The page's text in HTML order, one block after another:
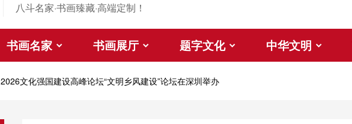
八斗名家·书画臻藏·高端定制！
书画名家 书画展厅 题字文化 中华文明
2026文化强国建设高峰论坛“文明乡风建设”论坛在深圳举办